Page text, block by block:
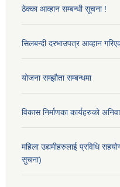
ठेक्का आव्हान सम्बन्धी सूचना !
सिलबन्दी दरभाउपत्र आव्हान
योजना सम्झौता सम्बन्धमा
विकास निर्माणका कार्यहरुको
महिला उद्यमीहरुलाई प्रविधि
सुचना)